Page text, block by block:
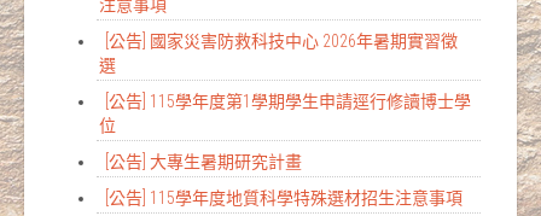
注意事項
[公告] 國家災害防救科技中心 2026年暑期實習徵
選
[公告] 115學年度第1學期學生申請逕行修讀博士學
位
[公告] 大專生暑期研究計畫
[公告] 115學年度地質科學特殊選材招生注意事項